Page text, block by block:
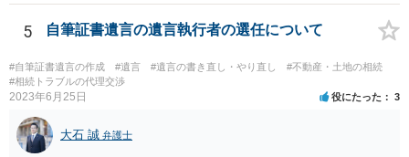
5 自筆証書遺言の遺言執行者の選任について
#自筆証書遺言の作成 #遺言 #遺言の書き直し・やり直し
#不動産・土地の相続
#相続トラブルの代理交渉
2023年6月25日 役にたった 3
大石 誠 弁護士